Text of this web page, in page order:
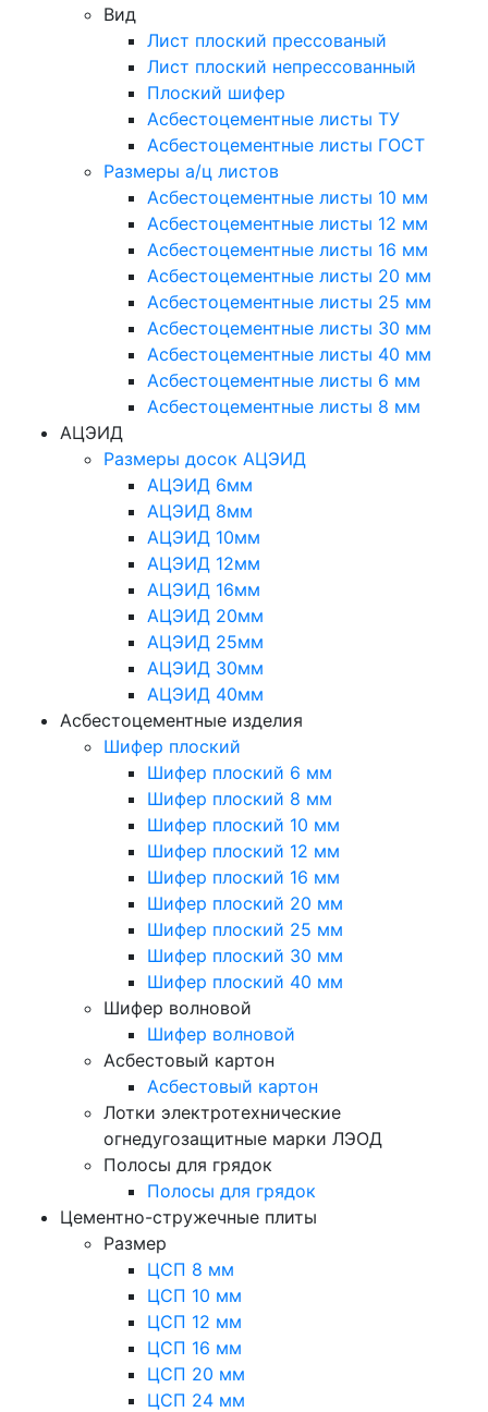
Вид
Лист плоский прессованый
Лист плоский непрессованный
Плоский шифер
Асбестоцементные листы ТУ
Асбестоцементные листы ГОСТ
Размеры а/ц листов
Асбестоцементные листы 10 мм
Асбестоцементные листы 12 мм
Асбестоцементные листы 16 мм
Асбестоцементные листы 20 мм
Асбестоцементные листы 25 мм
Асбестоцементные листы 30 мм
Асбестоцементные листы 40 мм
Асбестоцементные листы 6 мм
Асбестоцементные листы 8 мм
АЦЭИД
Размеры досок АЦЭИД
АЦЭИД 6мм
АЦЭИД 8мм
АЦЭИД 10мм
АЦЭИД 12мм
АЦЭИД 16мм
АЦЭИД 20мм
АЦЭИД 25мм
АЦЭИД 30мм
АЦЭИД 40мм
Асбестоцементные изделия
Шифер плоский
Шифер плоский 6 мм
Шифер плоский 8 мм
Шифер плоский 10 мм
Шифер плоский 12 мм
Шифер плоский 16 мм
Шифер плоский 20 мм
Шифер плоский 25 мм
Шифер плоский 30 мм
Шифер плоский 40 мм
Шифер волновой
Шифер волновой
Асбестовый картон
Асбестовый картон
Лотки электротехнические
огнедугозащитные марки ЛЭОД
Полосы для грядок
Полосы для грядок
Цементно-стружечные плиты
Размер
ЦСП 8 мм
ЦСП 10 мм
ЦСП 12 мм
ЦСП 16 мм
ЦСП 20 мм
ЦСП 24 мм